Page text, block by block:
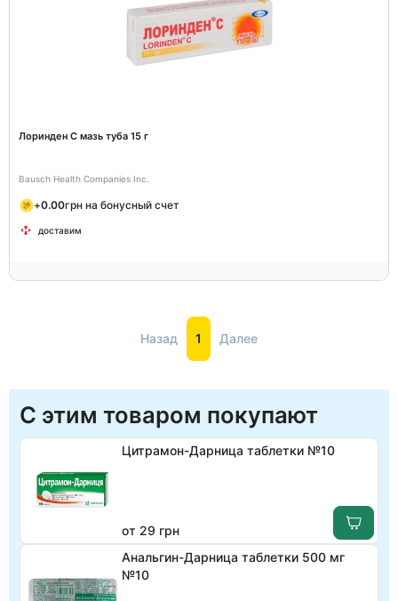
Лоринден С мазь туба 15 г
Bausch Health Companies Inc.
+0.00грн на бонусный счет
доставим
Назад 1 Далее
С этим товаром покупают
Цитрамон-Дарница таблетки №10
от 29 грн
Анальгин-Дарница таблетки 500 мг
№10